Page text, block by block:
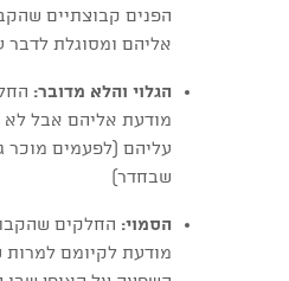
הפנים קבוצתיים
אליהם ומסוגלת לדבר
הגלוי והלא מדובר:
מודעת אליהם אבל לא
עליהם (לפעמים מוכר
שבחדר)
הסמוי: החלקים
מודעת לקיומם